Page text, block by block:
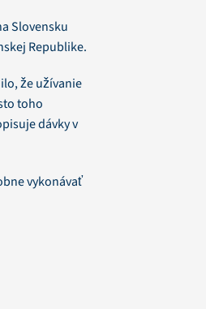
Slovensku
Republike.
že užívanie
toho
dávky v
vykonávať